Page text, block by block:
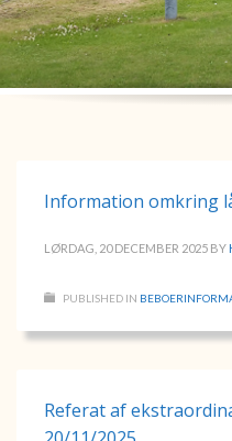
Information omkring
LØRDAG, 20 DECEMBER 2025 BY
PUBLISHED IN
Referat af